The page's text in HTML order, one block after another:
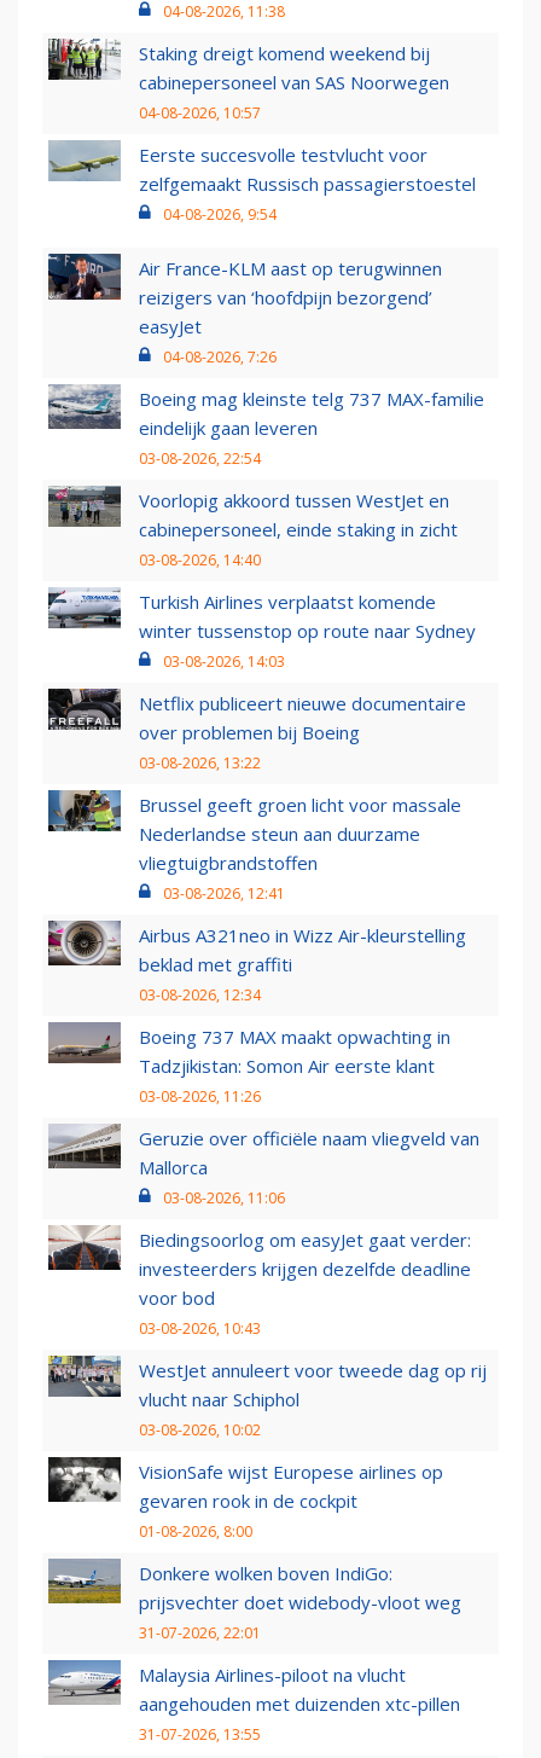
04-08-2026, 11:38
Staking dreigt komend weekend bij
cabinepersoneel van SAS Noorwegen
04-08-2026, 10:57
Eerste succesvolle testvlucht voor
zelfgemaakt Russisch passagierstoestel
04-08-2026, 9:54
Air France-KLM aast op terugwinnen
reizigers van ‘hoofdpijn bezorgend’
easyJet
04-08-2026, 7:26
Boeing mag kleinste telg 737 MAX-familie
eindelijk gaan leveren
03-08-2026, 22:54
Voorlopig akkoord tussen WestJet en
cabinepersoneel, einde staking in zicht
03-08-2026, 14:40
Turkish Airlines verplaatst komende
winter tussenstop op route naar Sydney
03-08-2026, 14:03
Netflix publiceert nieuwe documentaire
over problemen bij Boeing
03-08-2026, 13:22
Brussel geeft groen licht voor massale
Nederlandse steun aan duurzame
vliegtuigbrandstoffen
03-08-2026, 12:41
Airbus A321neo in Wizz Air-kleurstelling
beklad met graffiti
03-08-2026, 12:34
Boeing 737 MAX maakt opwachting in
Tadzjikistan: Somon Air eerste klant
03-08-2026, 11:26
Geruzie over officiële naam vliegveld van
Mallorca
03-08-2026, 11:06
Biedingsoorlog om easyJet gaat verder:
investeerders krijgen dezelfde deadline
voor bod
03-08-2026, 10:43
WestJet annuleert voor tweede dag op rij
vlucht naar Schiphol
03-08-2026, 10:02
VisionSafe wijst Europese airlines op
gevaren rook in de cockpit
01-08-2026, 8:00
Donkere wolken boven IndiGo:
prijsvechter doet widebody-vloot weg
31-07-2026, 22:01
Malaysia Airlines-piloot na vlucht
aangehouden met duizenden xtc-pillen
31-07-2026, 13:55